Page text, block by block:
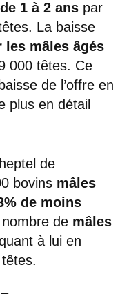
1 à 2 ans par
La baisse
les mâles âgés
000 têtes. Ce
de l’offre en
plus en détail
de
bovins mâles
de moins
de mâles
à lui en